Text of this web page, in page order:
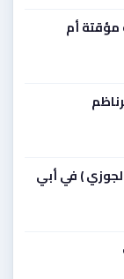
مؤقتة أم
) في أبي